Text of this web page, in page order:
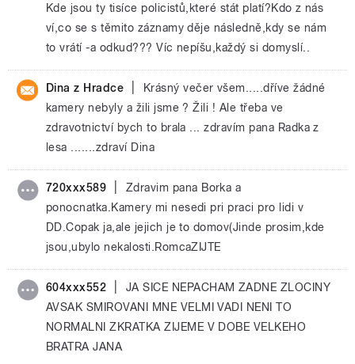
Kde jsou ty tisíce policistů,které stát platí?Kdo z nás
ví,co se s těmito záznamy děje následně,kdy se nám
to vrátí -a odkud??? Víc nepíšu,každý si domyslí..
Dina z Hradce
Krásný večer všem.....dříve žádné
kamery nebyly a žili jsme ? Žili ! Ale třeba ve
zdravotnictví bych to brala ... zdravím pana Radka z
lesa .......zdraví Dina
720xxx589
Zdravim pana Borka a
ponocnatka.Kamery mi nesedi pri praci pro lidi v
DD.Copak ja,ale jejich je to domov(Jinde prosim,kde
jsou,ubylo nekalosti.RomcaZIJTE
604xxx552
JA SICE NEPACHAM ZADNE ZLOCINY
AVSAK SMIROVANI MNE VELMI VADI NENI TO
NORMALNI ZKRATKA ZIJEME V DOBE VELKEHO
BRATRA JANA